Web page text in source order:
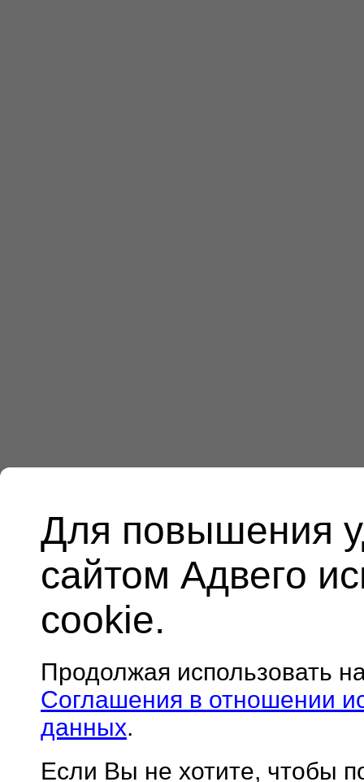
Для повышения
сайтом Адвего
cookie.
Продолжая использовать
Соглашения в отношении
данных.
Если Вы не хотите, чтобы